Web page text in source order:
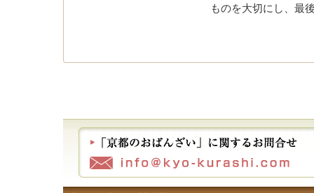
ものを大切にし、最